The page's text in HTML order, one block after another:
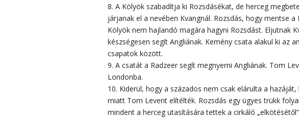
8. A Kölyök szabadítja ki Rozsdásékat, de herceg
járjanak el a nevében Kvangnál. Rozsdás, hogy mentse
Kölyök nem hajlandó magára hagyni Rozsdást. Eljutnak
készségesen segít Angliának. Kemény csata alakul ki az
csapatok között.
9. A csatát a Radzeer segít megnyerni Angliának. Tom
Londonba.
10. Kiderül, hogy a százados nem csak elárulta a
miatt Tom Levent elítélték. Rozsdás egy ügyes trükk
mindent a herceg utasítására tettek a cirkáló